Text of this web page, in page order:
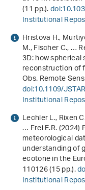
(11 pp.).
Institutional
Hristova H.,
M., Fischer C., …
3D: how
reconstruction of
Obs. Remote
doi:10.1109/
Institutional
Lechler L., Rixen
… Frei E.R.
meteorological
understanding of
ecotone in the
110126 (15 pp.).
Institutional